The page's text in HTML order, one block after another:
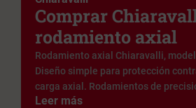
Comprar
rodamiento axial
Rodamiento axial Chiaravalli,
Diseño simple para protección
carga axial. Rodamientos de
Leer más